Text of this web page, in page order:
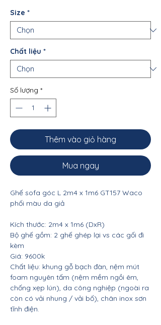
Size *
Chất liệu *
Số lượng *
Thêm vào giỏ hàng
Mua ngay
Ghế sofa góc L 2m4 x 1m6 GT157 Waco
phối màu da giả
Kích thước: 2m4 x 1m6 (DxR)
Bộ ghế gồm: 2 ghế ghép lại vs các gối đi
kèm
Giá: 9600k
Chất liệu: khung gỗ bạch đàn, nệm mút
foam nguyên tấm (nệm mềm ngồi êm,
chống xẹp lún), da công nghiệp (ngoài ra
còn có vải nhung / vải bố), chân inox sơn
tĩnh điện.